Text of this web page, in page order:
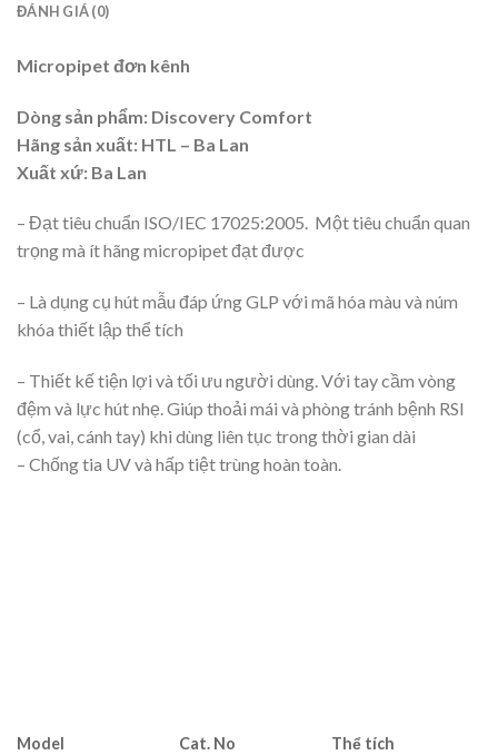
ĐÁNH GIÁ (0)
Micropipet đơn kênh
Dòng sản phẩm: Discovery Comfort
Hãng sản xuất: HTL – Ba Lan
Xuất xứ: Ba Lan
– Đạt tiêu chuẩn ISO/IEC 17025:2005. Một tiêu chuẩn quan
trọng mà ít hãng micropipet đạt được
– Là dụng cụ hút mẫu đáp ứng GLP với mã hóa màu và núm
khóa thiết lập thể tích
– Thiết kế tiện lợi và tối ưu người dùng. Với tay cầm vòng
đệm và lực hút nhẹ. Giúp thoải mái và phòng tránh bệnh RSI
(cổ, vai, cánh tay) khi dùng liên tục trong thời gian dài
– Chống tia UV và hấp tiệt trùng hoàn toàn.
Model Cat. No
Thể tích